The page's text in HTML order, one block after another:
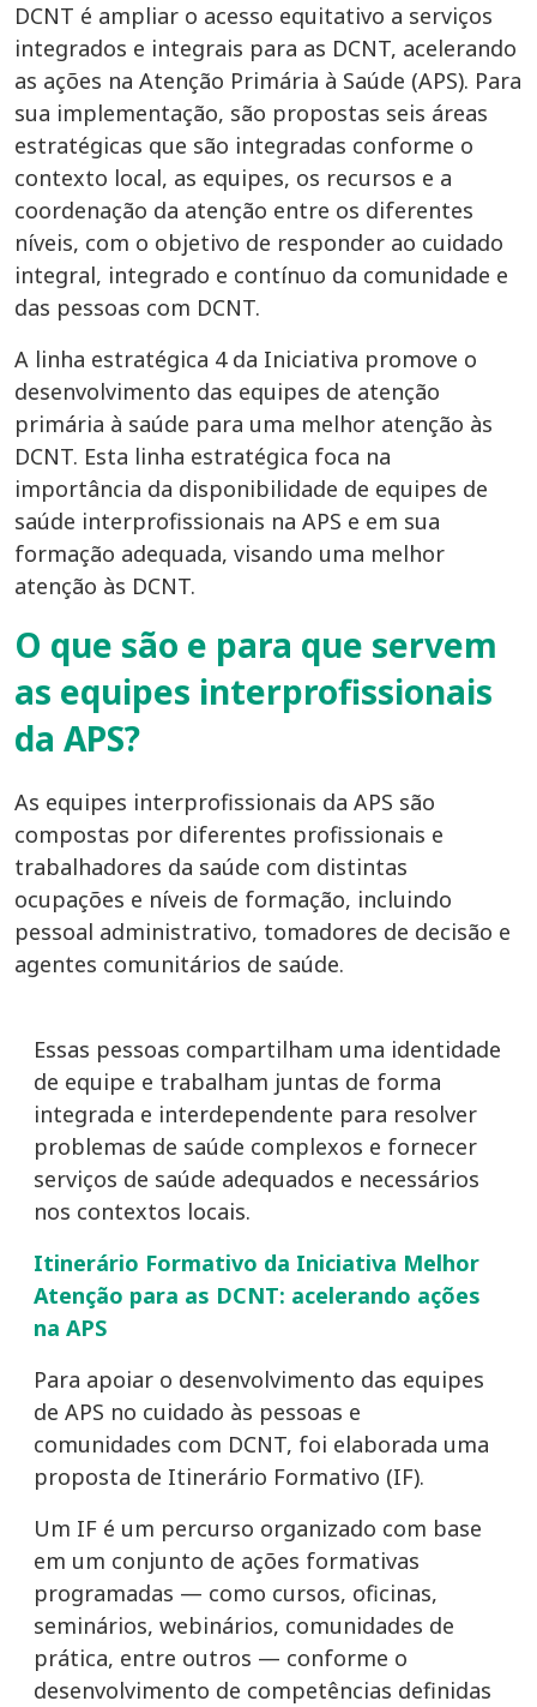
DCNT é ampliar o acesso equitativo a serviços
integrados e integrais para as DCNT, acelerando
as ações na Atenção Primária à Saúde (APS). Para
sua implementação, são propostas seis áreas
estratégicas que são integradas conforme o
contexto local, as equipes, os recursos e a
coordenação da atenção entre os diferentes
níveis, com o objetivo de responder ao cuidado
integral, integrado e contínuo da comunidade e
das pessoas com DCNT.
A linha estratégica 4 da Iniciativa promove o
desenvolvimento das equipes de atenção
primária à saúde para uma melhor atenção às
DCNT. Esta linha estratégica foca na
importância da disponibilidade de equipes de
saúde interprofissionais na APS e em sua
formação adequada, visando uma melhor
atenção às DCNT.
O que são e para que servem
as equipes interprofissionais
da APS?
As equipes interprofissionais da APS são
compostas por diferentes profissionais e
trabalhadores da saúde com distintas
ocupações e níveis de formação, incluindo
pessoal administrativo, tomadores de decisão e
agentes comunitários de saúde.
Essas pessoas compartilham uma identidade
de equipe e trabalham juntas de forma
integrada e interdependente para resolver
problemas de saúde complexos e fornecer
serviços de saúde adequados e necessários
nos contextos locais.
Itinerário Formativo da Iniciativa Melhor
Atenção para as DCNT: acelerando ações
na APS
Para apoiar o desenvolvimento das equipes
de APS no cuidado às pessoas e
comunidades com DCNT, foi elaborada uma
proposta de Itinerário Formativo (IF).
Um IF é um percurso organizado com base
em um conjunto de ações formativas
programadas — como cursos, oficinas,
seminários, webinários, comunidades de
prática, entre outros — conforme o
desenvolvimento de competências definidas